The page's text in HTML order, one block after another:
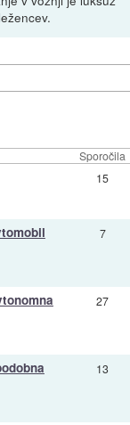
Sporočila
15
7
27
13